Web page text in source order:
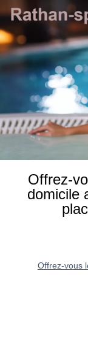
Offrez-
domicile
Offrez-vous